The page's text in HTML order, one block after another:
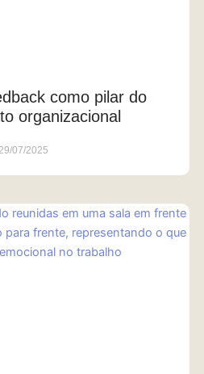
como pilar do
organizacional
29/07/2025